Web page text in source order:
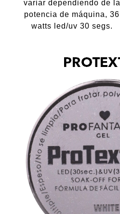
variar dependiendo de la
potencia de máquina, 36
watts led/uv 30 segs.